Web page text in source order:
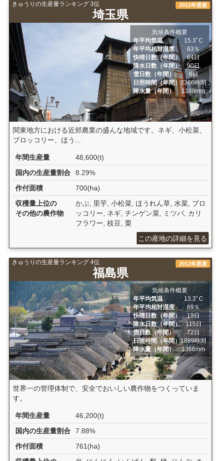
きゅうりの生産量ランキング 3位
埼玉県
2012年度産
気候条件概要
年平均気温
15.3ﾟC
年平均相対湿度
63％
快晴日数（年間）
64日
降水日数（年間）
90日
雪日数（年間）
6日
日照時間（年間）2366時間
降水量（年間）
1388mm
関東地方における近郊農業の盛んな地域です。ネギ、小松菜、
ブロッコリー、ほう...
年間生産量
48,600(t)
国内の生産量割合
8.29%
作付面積
700(ha)
収穫量上位の
その他の農作物
かぶ, 里芋, 小松菜, ほうれん草, 水菜, ブロ
ッコリー, ネギ, チンゲン菜, ミツバ, カリ
フラワー, 枝豆, 栗
この産地の詳細を見る
きゅうりの生産量ランキング 4位
福島県
2012年度産
気候条件概要
年平均気温
13.3ﾟC
年平均相対湿度
69％
快晴日数（年間）
19日
降水日数（年間）
115日
雪日数（年間）
72日
日照時間（年間）1889時間
降水量（年間）
1366mm
世界一の管理体制で、安全でおいしい農作物をつくっていま
す。
年間生産量
46,200(t)
国内の生産量割合
7.88%
作付面積
761(ha)